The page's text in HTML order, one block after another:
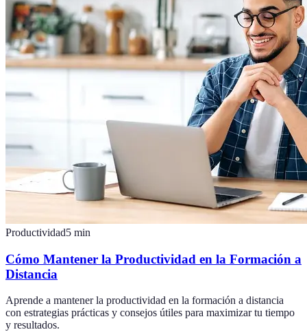
Productividad5 min
Cómo Mantener la Productividad en la Formación a
Distancia
Aprende a mantener la productividad en la formación a distancia
con estrategias prácticas y consejos útiles para maximizar tu tiempo
y resultados.